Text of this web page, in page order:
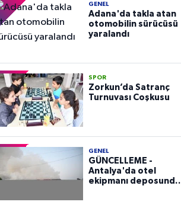
GENEL
Adana'da takla atan
otomobilin sürücüsü
yaralandı
SPOR
Zorkun’da Satranç
Turnuvası Coşkusu
GENEL
GÜNCELLEME -
Antalya'da otel
ekipmanı deposunda